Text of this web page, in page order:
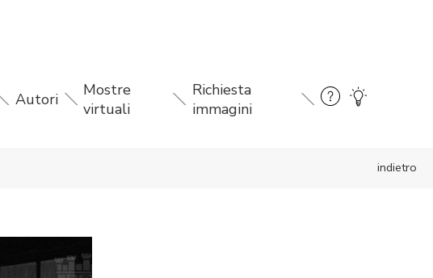
Autori
Mostre
virtuali
Richiesta
immagini
indietro